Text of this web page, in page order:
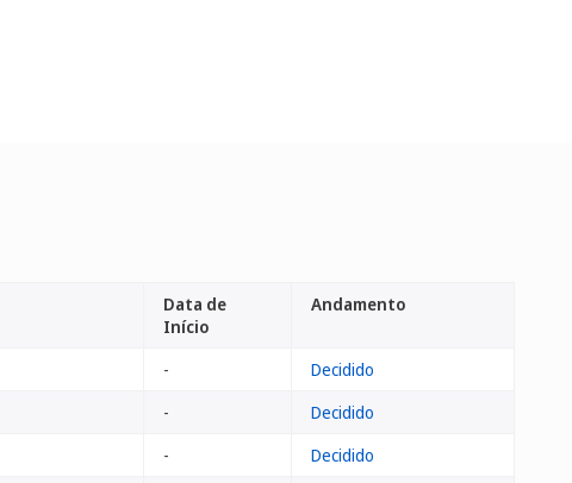
Data de
Início
Andamento
-
Decidido
-
Decidido
-
Decidido